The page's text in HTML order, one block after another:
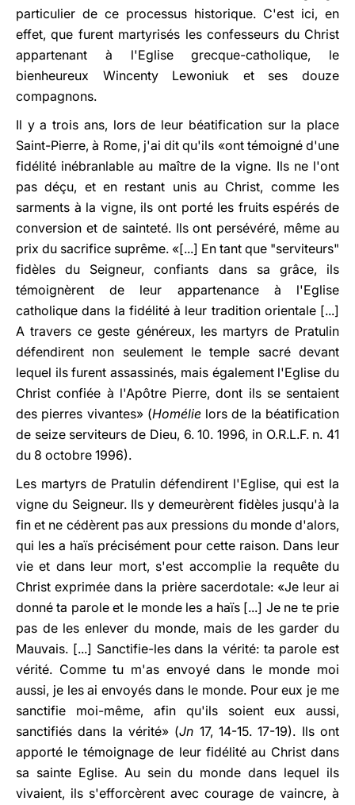
particulier de ce processus historique. C'est ici, en
effet, que furent martyrisés les confesseurs du Christ
appartenant à l'Eglise grecque-catholique, le
bienheureux Wincenty Lewoniuk et ses douze
compagnons.
Il y a trois ans, lors de leur béatification sur la place
Saint-Pierre, à Rome, j'ai dit qu'ils «ont témoigné d'une
fidélité inébranlable au maître de la vigne. Ils ne l'ont
pas déçu, et en restant unis au Christ, comme les
sarments à la vigne, ils ont porté les fruits espérés de
conversion et de sainteté. Ils ont persévéré, même au
prix du sacrifice suprême. «[...] En tant que "serviteurs"
fidèles du Seigneur, confiants dans sa grâce, ils
témoignèrent de leur appartenance à l'Eglise
catholique dans la fidélité à leur tradition orientale [...]
A travers ce geste généreux, les martyrs de Pratulin
défendirent non seulement le temple sacré devant
lequel ils furent assassinés, mais également l'Eglise du
Christ confiée à l'Apôtre Pierre, dont ils se sentaient
des pierres vivantes» (Homélielors de la béatification
de seize serviteurs de Dieu, 6. 10. 1996, in O.R.L.F. n. 41
du 8 octobre 1996).
Les martyrs de Pratulin défendirent l'Eglise, qui est la
vigne du Seigneur. Ils y demeurèrent fidèles jusqu'à la
fin et ne cédèrent pas aux pressions du monde d'alors,
qui les a haïs précisément pour cette raison. Dans leur
vie et dans leur mort, s'est accomplie la requête du
Christ exprimée dans la prière sacerdotale: «Je leur ai
donné ta parole et le monde les a haïs [...] Je ne te prie
pas de les enlever du monde, mais de les garder du
Mauvais. [...] Sanctifie-les dans la vérité: ta parole est
vérité. Comme tu m'as envoyé dans le monde moi
aussi, je les ai envoyés dans le monde. Pour eux je me
sanctifie moi-même, afin qu'ils soient eux aussi,
sanctifiés dans la vérité» (Jn 17, 14-15. 17-19). Ils ont
apporté le témoignage de leur fidélité au Christ dans
sa sainte Eglise. Au sein du monde dans lequel ils
vivaient, ils s'efforcèrent avec courage de vaincre, à